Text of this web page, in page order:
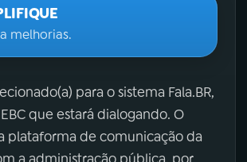
melhorias.
para o sistema Fala.BR,
que estará dialogando. O
plataforma de comunicação da